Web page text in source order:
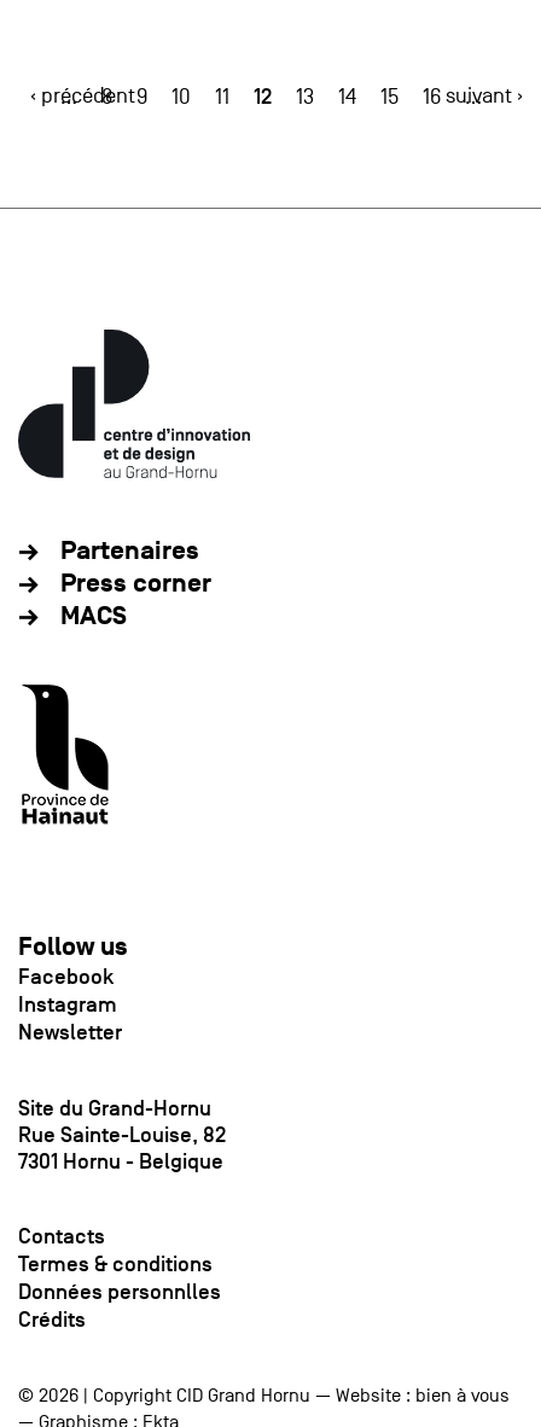
‹ précédent
… 8 9 10 11 12 13 14 15 16 …
suivant ›
Partenaires
Press corner
MACS
Follow us
Facebook
Instagram
Newsletter
Site du Grand-Hornu
Rue Sainte-Louise, 82
7301 Hornu - Belgique
Contacts
Termes & conditions
Données personnlles
Crédits
© 2026 | Copyright CID Grand Hornu — Website : bien à vous
— Graphisme : Ekta